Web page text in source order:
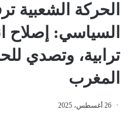
الحركة
السياسي: إصلاح
ترابية، وتصدي
المغرب
26 أغسطس، 2025